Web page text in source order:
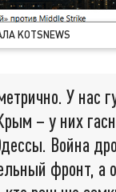
KOTSNEWS
У нас
– у них
Война
фронт, а